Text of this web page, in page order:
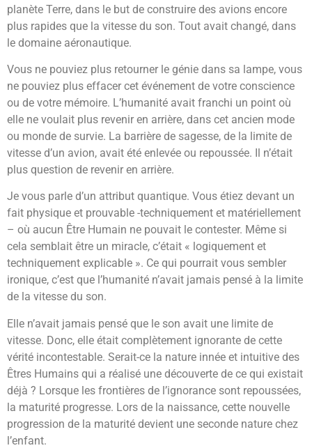
planète Terre, dans le but de construire des avions encore
plus rapides que la vitesse du son. Tout avait changé, dans
le domaine aéronautique.
Vous ne pouviez plus retourner le génie dans sa lampe, vous
ne pouviez plus effacer cet événement de votre conscience
ou de votre mémoire. L’humanité avait franchi un point où
elle ne voulait plus revenir en arrière, dans cet ancien mode
ou monde de survie. La barrière de sagesse, de la limite de
vitesse d’un avion, avait été enlevée ou repoussée. Il n’était
plus question de revenir en arrière.
Je vous parle d’un attribut quantique. Vous étiez devant un
fait physique et prouvable -techniquement et matériellement
– où aucun Être Humain ne pouvait le contester. Même si
cela semblait être un miracle, c’était « logiquement et
techniquement explicable ». Ce qui pourrait vous sembler
ironique, c’est que l’humanité n’avait jamais pensé à la limite
de la vitesse du son.
Elle n’avait jamais pensé que le son avait une limite de
vitesse. Donc, elle était complètement ignorante de cette
vérité incontestable. Serait-ce la nature innée et intuitive des
Êtres Humains qui a réalisé une découverte de ce qui existait
déjà ? Lorsque les frontières de l’ignorance sont repoussées,
la maturité progresse. Lors de la naissance, cette nouvelle
progression de la maturité devient une seconde nature chez
l’enfant.